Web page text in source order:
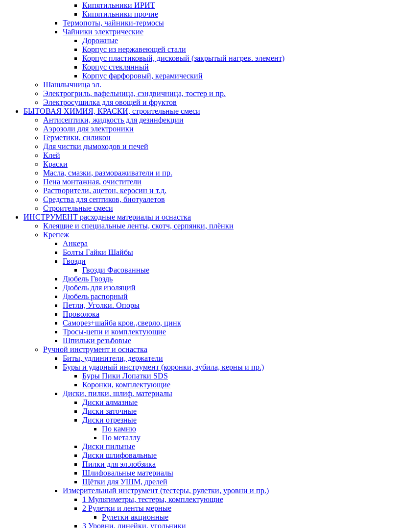
Кипятильники ИРИТ
Кипятильники прочие
Термопоты, чайники-термосы
Чайники электрические
Дорожные
Корпус из нержавеющей стали
Корпус пластиковый, дисковый (закрытый нагрев. элемент)
Корпус стеклянный
Корпус фарфоровый, керамический
Шашлычница эл.
Электрогриль, вафельница, сэндвичница, тостер и пр.
Электросушилка для овощей и фруктов
БЫТОВАЯ ХИМИЯ, КРАСКИ, строительные смеси
Антисептики, жидкость для дезинфекции
Аэрозоли для электроники
Герметики, силикон
Для чистки дымоходов и печей
Клей
Краски
Масла, смазки, размораживатели и пр.
Пена монтажная, очистители
Растворители, ацетон, керосин и т.д.
Средства для септиков, биотуалетов
Строительные смеси
ИНСТРУМЕНТ расходные материалы и оснастка
Клеящие и специальные ленты, скотч, серпянки, плёнки
Крепеж
Анкера
Болты Гайки Шайбы
Гвозди
Гвозди Фасованные
Дюбель Гвоздь
Дюбель для изоляций
Дюбель распорный
Петли, Уголки. Опоры
Проволока
Саморез+шайба кров.,сверло, цинк
Тросы-цепи и комплектующие
Шпильки резьбовые
Ручной инструмент и оснастка
Биты, удлинители, держатели
Буры и ударный инструмент (коронки, зубила, керны и пр.)
Буры Пики Лопатки SDS
Коронки, комплектующие
Диски, пилки, шлиф. материалы
Диски алмазные
Диски заточные
Диски отрезные
По камню
По металлу
Диски пильные
Диски шлифовальные
Пилки для эл.лобзика
Шлифовальные материалы
Щётки для УШМ, дрелей
Измерительный инструмент (тестеры, рулетки, уровни и пр.)
1 Мультиметры, тестеры, комплектующие
2 Рулетки и ленты мерные
Рулетки акционные
3 Уровни, линейки, угольники